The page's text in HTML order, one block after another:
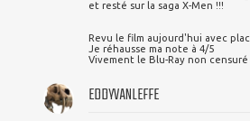
et resté sur la saga X-Men !!!
Revu le film aujourd'hui avec
Je réhausse ma note à 4/5
Vivement le Blu-Ray non censuré
EDDYVANLEFFE